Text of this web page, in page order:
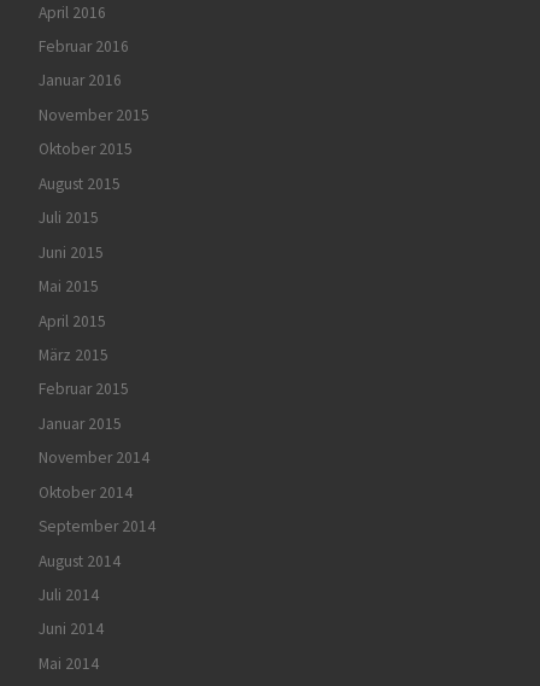
April 2016
Februar 2016
Januar 2016
November 2015
Oktober 2015
August 2015
Juli 2015
Juni 2015
Mai 2015
April 2015
März 2015
Februar 2015
Januar 2015
November 2014
Oktober 2014
September 2014
August 2014
Juli 2014
Juni 2014
Mai 2014